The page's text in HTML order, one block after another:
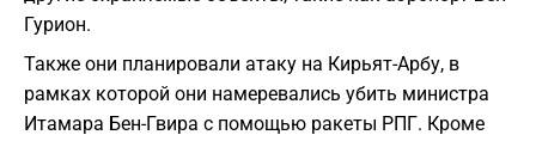
Гурион.
Также они планировали атаку на Кирьят-Арбу, в
рамках которой они намеревались убить министра
Итамара Бен-Гвира с помощью ракеты РПГ. Кроме